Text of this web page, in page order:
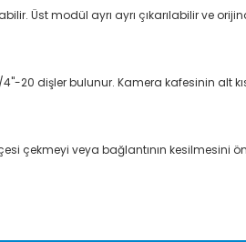
Üst modül ayrı ayrı çıkarılabilir ve
20 dişler bulunur. Kamera kafesinin alt
çekmeyi veya bağlantının kesilmesini